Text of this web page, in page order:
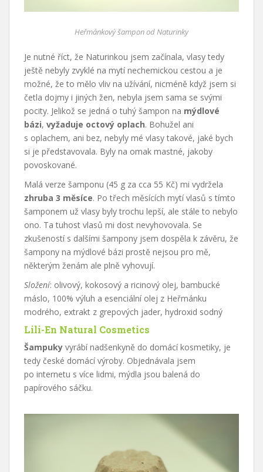
Heřmánkový šampon od Naturinky
Je nutné říct, že Naturinkou jsem začínala, vlasy tedy
ještě nebyly zvyklé na mytí nechemickou cestou a je
možné, že to mělo vliv na užívání, nicméně když jsem si
četla dojmy i jiných žen, nebyla jsem sama se svými
pocity. Jelikož se jedná o tuhý šampon na mýdlové
bázi, vyžaduje octový oplach. Bohužel ani
s oplachem, ani bez, nebyly mé vlasy takové, jaké bych
si je představovala. Byly na omak mastné, jakoby
povoskované.
Malá verze šamponu (45 g za cca 55 Kč) mi vydržela
zhruba 3 měsíce. Po třech měsících mytí vlasů s tímto
šamponem už vlasy byly trochu lepší, ale stále to nebylo
ono. Ta tuhost vlasů mi dost nevyhovovala. Se
zkušeností s dalšími šampony jsem dospěla k závěru, že
šampony na mýdlové bázi prostě nejsou pro mě,
některým ženám ale plně vyhovují.
Složení: olivový, kokosový a ricinový olej, bambucké
máslo, 100% výluh a esenciální olej z Heřmánku
modrého, extrakt z grepových jader, hydroxid sodný
Lili-En Natural Cosmetics
Šampuky vyrábí nadšenkyně do domácí kosmetiky, je
tedy české domácí výroby. Objednávala jsem
po internetu s více lidmi, mýdla jsou balená do
papírového sáčku.